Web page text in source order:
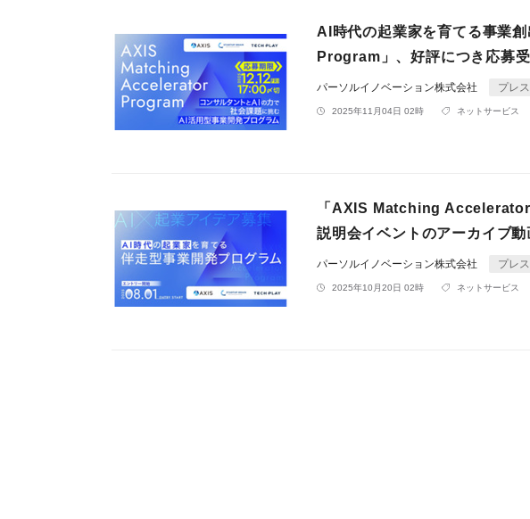
AI時代の起業家を育てる事業
Program」、好評につき応募
パーソルイノベーション株式会社 プレ
2025年11月04日 02時 ネットサービス
「AXIS Matching
説明会イベントのアーカイブ
パーソルイノベーション株式会社 プレ
2025年10月20日 02時 ネットサービス